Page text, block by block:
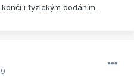
i fyzickým dodáním.